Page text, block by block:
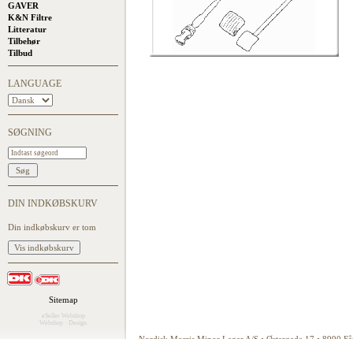
GAVER
K&N Filtre
Litteratur
Tilbehør
Tilbud
LANGUAGE
SØGNING
DIN INDKØBSKURV
Din indkøbskurv er tom
Sitemap
eSeller Webshop
Webshop
Design